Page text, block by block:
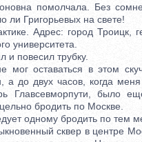
помолчала. Без
ли Григорьевых на свете!
Адрес: город Троицк,
университета.
повесил трубку.
оставаться в этом
а до двух часов, когда
Главсевморпути, было
бродить по Москве.
одному бродить по тем
сквер в центре